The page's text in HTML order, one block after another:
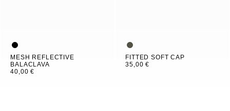
MESH REFLECTIVE
BALACLAVA
40,00 €
FITTED SOFT CAP
35,00 €